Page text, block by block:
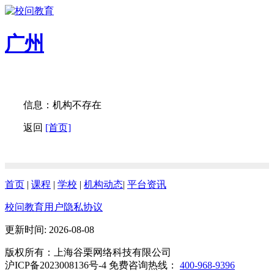
广州
信息：机构不存在
返回 [首页]
首页 | 课程 | 学校 | 机构动态| 平台资讯
校问教育用户隐私协议
更新时间: 2026-08-08
版权所有：上海谷栗网络科技有限公司
沪ICP备2023008136号-4 免费咨询热线： 400-968-9396